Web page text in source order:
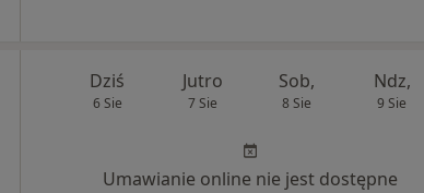
Dziś
6 Sie
Jutro
7 Sie
Sob,
8 Sie
Ndz,
9 Sie
Umawianie online nie jest dostępne